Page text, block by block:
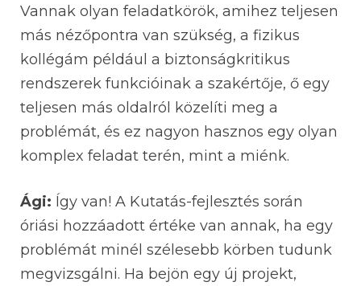
Vannak olyan feladatkörök, amihez teljesen
más nézőpontra van szükség, a fizikus
kollégám például a biztonságkritikus
rendszerek funkcióinak a szakértője, ő egy
teljesen más oldalról közelíti meg a
problémát, és ez nagyon hasznos egy olyan
komplex feladat terén, mint a miénk.
Ági: Így van! A Kutatás-fejlesztés során
óriási hozzáadott értéke van annak, ha egy
problémát minél szélesebb körben tudunk
megvizsgálni. Ha bejön egy új projekt,